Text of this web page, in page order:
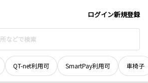
ログイン新規登録
QT-net利用可 SmartPay利用可 車椅子